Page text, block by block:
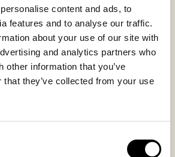
content and ads, to
features and to analyse our traffic.
about your use of our site with
and analytics partners who
other information that you’ve
that they’ve collected from your use